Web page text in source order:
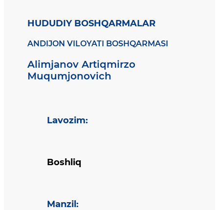
HUDUDIY BOSHQARMALAR
ANDIJON VILOYATI BOSHQARMASI
Alimjanov Artiqmirzo
Muqumjonovich
Lavozim:
Boshliq
Manzil :